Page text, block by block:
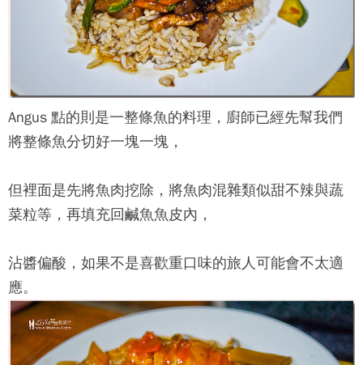
Angus 點的則是一整條魚的料理，廚師已經先幫我們
將整條魚分切好一塊一塊，
但裡面是先將魚肉挖除，將魚肉混雜類似甜不辣與蔬
菜粒等，再填充回鹹魚魚皮內，
沾醬偏酸，如果不是喜歡重口味的旅人可能會不太適
應。